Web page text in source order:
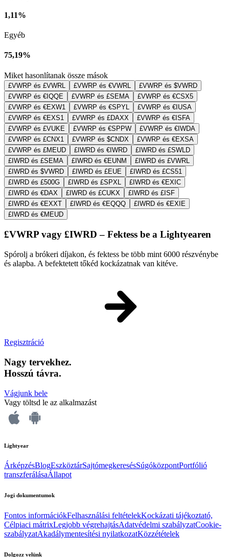
1,11%
Egyéb
75,19%
Miket hasonlítanak össze mások
£VWRP és £VWRL £VWRP és €VWRL
£VWRP és $VWRD
£VWRP és €IQQE
£VWRP és £SEMA
£VWRP és €CSX5
£VWRP és €EXW1
£VWRP és €SPYL
£VWRP és €IUSA
£VWRP és €EXS1
£VWRP és £DAXX
£VWRP és €ISFA
£VWRP és £VUKE
£VWRP és €SPPW
£VWRP és €IWDA
£VWRP és £CNX1
£VWRP és $CNDX
£VWRP és €EXSA
£VWRP és £MEUD
£IWRD és €IWRD
£IWRD és £SWLD
£IWRD és £SEMA
£IWRD és €EUNM
£IWRD és £VWRL
£IWRD és $VWRD
£IWRD és £EUE
£IWRD és £CS51
£IWRD és £500G
£IWRD és £SPXL
£IWRD és €EXIC
£IWRD és €DAX
£IWRD és £CUKX
£IWRD és £ISF
£IWRD és €EXXT
£IWRD és €EQQQ
£IWRD és €EXIE
£IWRD és €MEUD
£VWRP vagy £IWRD – Fektess be a Lightyearen
Spórolj a brókeri díjakon, és fektess be több mint 6000 részvénybe
és alapba. A befektetett tőkéd kockázatnak van kitéve.
Regisztráció
Nagy tervekhez.
Hosszú távra.
Vágjunk bele
Vagy töltsd le az alkalmazást
Lightyear
ÁrképzésBlogEszköztárSajtómegkeresésSúgóközpontPortfólió
transzferálásaÁllapot
Jogi dokumentumok
Fontos információkFelhasználási feltételekKockázati tájékoztató,
Célpiaci mátrixLegjobb végrehajtásAdatvédelmi szabályzatCookie-
szabályzatAkadálymentesítési nyilatkozatKözzétételek
Dolgozz velünk